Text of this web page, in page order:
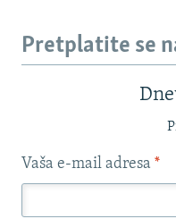
Pretplatite se
Vaša e-mail adresa *